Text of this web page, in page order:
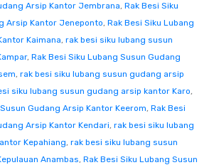
Arsip Kantor Jembrana, Rak Besi Siku
Arsip Kantor Jeneponto, Rak Besi Siku Lubang
Kaimana, rak besi siku lubang susun
, Rak Besi Siku Lubang Susun Gudang
, rak besi siku lubang susun gudang arsip
siku lubang susun gudang arsip kantor Karo,
Gudang Arsip Kantor Keerom, Rak Besi
Arsip Kantor Kendari, rak besi siku lubang
Kepahiang, rak besi siku lubang susun
Anambas, Rak Besi Siku Lubang Susun